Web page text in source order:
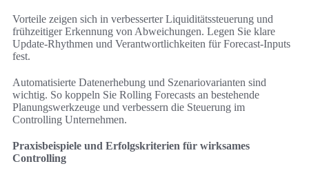
Vorteile zeigen sich in verbesserter Liquiditätssteuerung und
frühzeitiger Erkennung von Abweichungen. Legen Sie klare
Update-Rhythmen und Verantwortlichkeiten für Forecast-Inputs
fest.
Automatisierte Datenerhebung und Szenariovarianten sind
wichtig. So koppeln Sie Rolling Forecasts an bestehende
Planungswerkzeuge und verbessern die Steuerung im
Controlling Unternehmen.
Praxisbeispiele und Erfolgskriterien für wirksames
Controlling